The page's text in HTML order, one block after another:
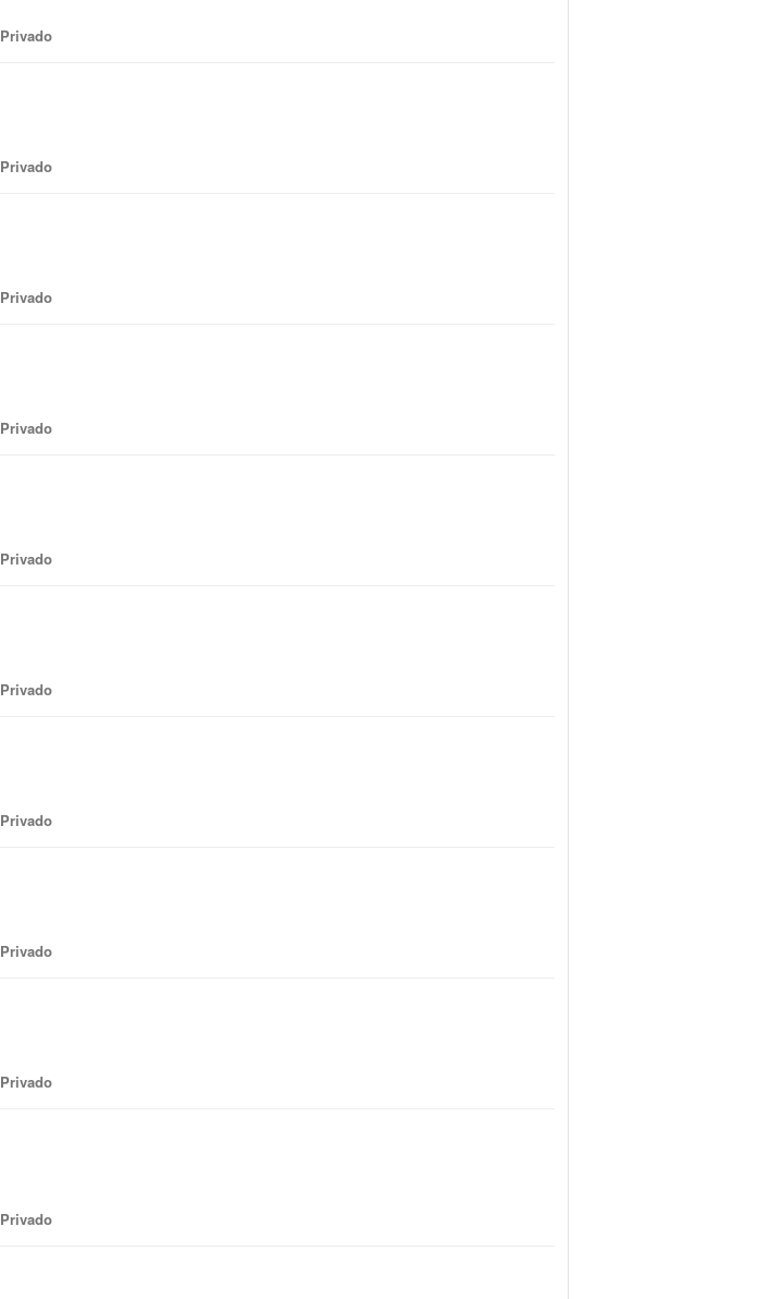
Privado
Privado
Privado
Privado
Privado
Privado
Privado
Privado
Privado
Privado